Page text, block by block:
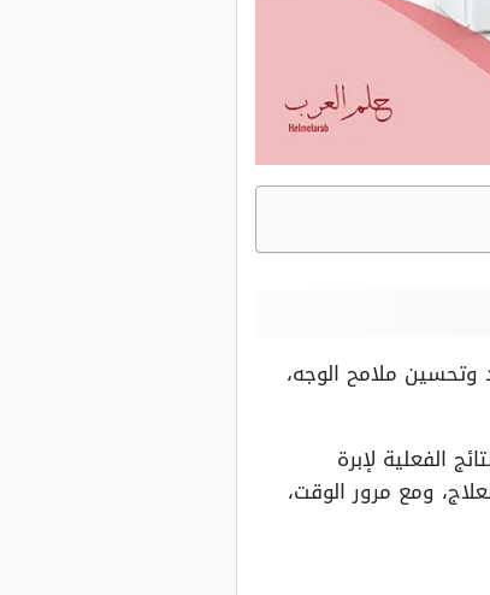
وتحسين ملامح الوجه،
الفعلية لإبرة
ومع مرور الوقت،